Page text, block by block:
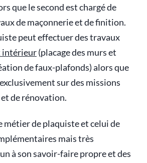
que le second est chargé de
de maçonnerie et de finition.
peut effectuer des travaux
intérieur(placage des murs et
de faux-plafonds) alors que
sur des missions
de rénovation.
métier de plaquiste et celui de
mais très
à son savoir-faire propre et des